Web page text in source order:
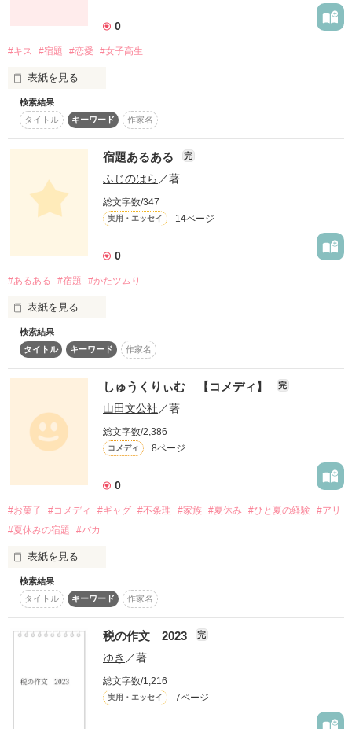
ここでは毎回ふぃよるどが、『お題』と『条件』を提示し
参加者の方々には
それに合わせた一品を完成させ、感想ノートにて、みんなで甘
辛問わずの品評会を行います。
あくまでも『勉強会』ですので、企画参加は自由であり、
お題も必ずやらなくても結構です。
0
#キス #宿題 #恋愛 #女子高生
表紙を見る
｢夏休み中の家庭科の宿題はだいすきな人とキスをする事で
す。｣
とある女子高。
さて、
ユリはこの宿題を無事終える事ができるのか…？
検索結果
タイトル
キーワード 作家名
宿題あるある 完
ふじのはら ／著
総文字数/347
実用・エッセイ 14ページ
0
#あるある #宿題 #かたツムり
表紙を見る
いやー(笑)
宿題ってめんどいわ(笑)
皆思ったことない！？
と言うわけで
私、麦菜が思ったこと！
どんどん書いてやろうじゃないの！
ジャンル別ランキング最高１５位！
検索結果
タイトル
キーワード 作家名
しゅうくりぃむ 【コメディ】 完
山田文公社 ／著
総文字数/2,386
コメディ 8ページ
0
#お菓子 #コメディ #ギャグ #不条理 #家族 #夏休み #ひと夏の経験 #アリ
#夏休みの宿題
#バカ
表紙を見る
余は冷蔵庫に入っている、いつも食べられないシュークリーム
を見つけた。
家族の誰もが美味しくない、またはマズイと言い、食べさせて
はくれないのだ。
しかし今日は皆プールで家には誰もいない…今がチャンスなの
検索結果
タイトル
キーワード 作家名
税の作文 2023 完
ゆき ／著
総文字数/1,216
実用・エッセイ 7ページ